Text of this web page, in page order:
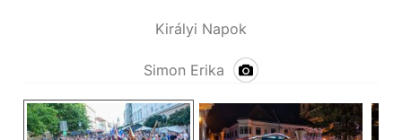
Királyi Napok
Simon Erika